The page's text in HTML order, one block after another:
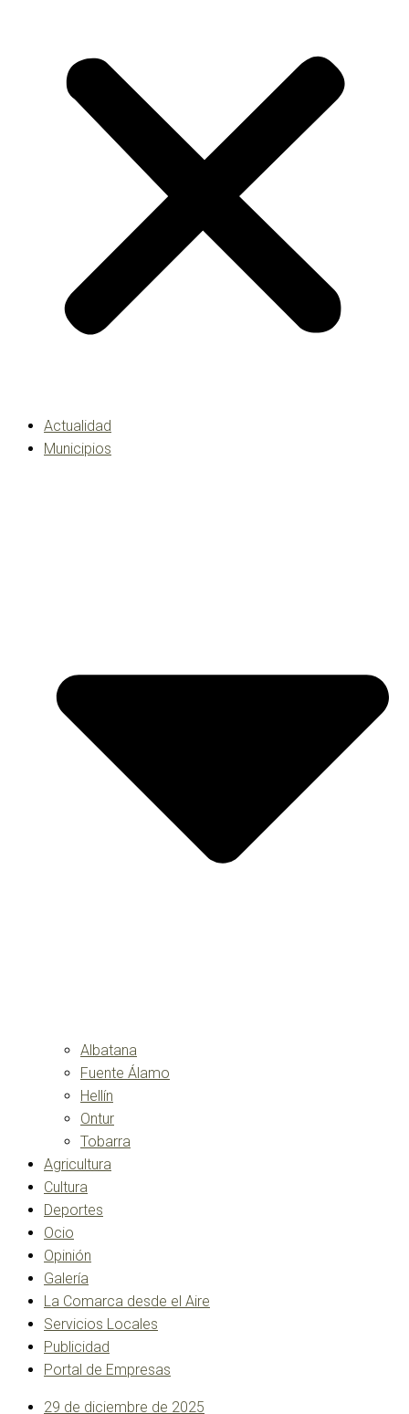
Actualidad
Municipios
Albatana
Fuente Álamo
Hellín
Ontur
Tobarra
Agricultura
Cultura
Deportes
Ocio
Opinión
Galería
La Comarca desde el Aire
Servicios Locales
Publicidad
Portal de Empresas
29 de diciembre de 2025